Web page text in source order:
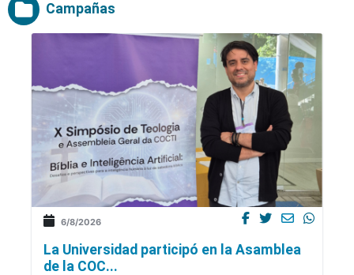
Campañas
6/8/2026
La Universidad participó en la Asamblea
de la COC...